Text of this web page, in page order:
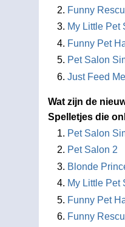
Funny
My Little Pet
Funny Pet
Pet Salon
Just Feed
Wat zijn de
Spelletjes die
Pet Salon
Pet Salon 2
Blonde
My Little Pet
Funny Pet
Funny